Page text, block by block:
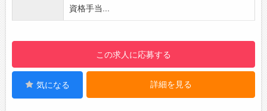
・ルート営業が約8割、反響営業が約2割なの
入っており、提案もスムーズに行えます◎
・売上目標は年間設定で、毎年9割以上の高い
達成率を誇っています。
【おすすめポイント】
資格手当...
この求人に応募する
気になる 詳細を見る